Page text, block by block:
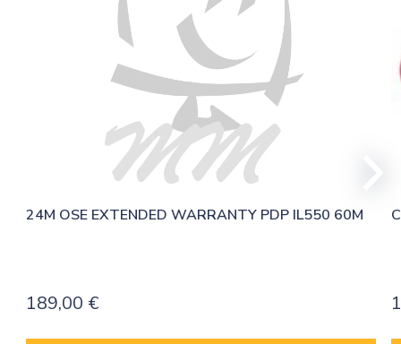
24M OSE EXTENDED WARRANTY PDP IL550 60M
189,00 €